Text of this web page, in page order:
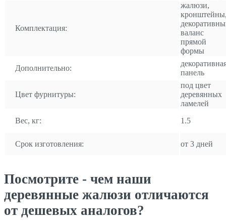
Комплектация:
жалюзи,
валанс
прямой
формы
Дополнительно:
панель
Цвет фурнитуры:
под цвет
деревянных
ламелей
Вес, кг:
1.5
Срок изготовления: от 3 дней
Посмотрите - чем наши
деревянные жалюзи отличаются
от дешевых аналогов?